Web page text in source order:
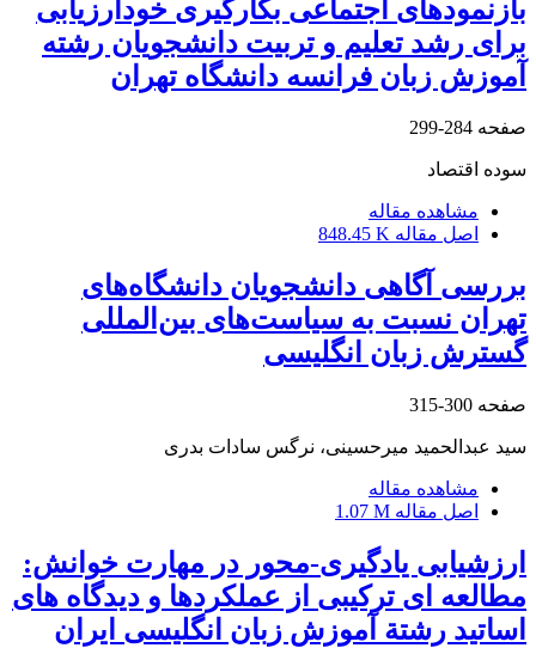
بازنمودهای اجتماعی بکارگیری خودارزیابی
برای رشد تعلیم و تربیت دانشجویان رشته
آموزش زبان فرانسه دانشگاه تهران
صفحه 284-299
سوده اقتصاد
مشاهده مقاله
اصل مقاله 848.45 K
بررسی آگاهی دانشجویان دانشگاه‌های
تهران نسبت به سیاست‌های بین‌المللی
گسترش زبان انگلیسی
صفحه 300-315
سید عبدالحمید میرحسینی، نرگس سادات بدری
مشاهده مقاله
اصل مقاله 1.07 M
ارزشیابی یادگیری-محور در مهارت خوانش:
مطالعه ای ترکیبی از عملکردها و دیدگاه های
اساتید رشتة آموزش زبان انگلیسی ایران